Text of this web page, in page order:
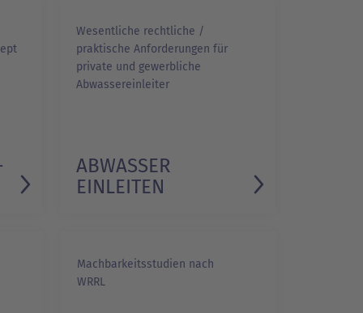
ABWASSER
EINLEITEN
Wesentliche rechtliche /
praktische Anforderungen für
private und gewerbliche
Abwassereinleiter
Machbarkeitsstudien nach
WRRL